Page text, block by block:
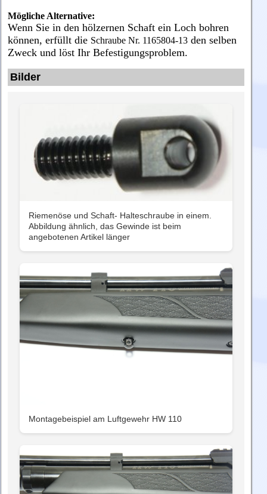
Mögliche Alternative:
Wenn Sie in den hölzernen Schaft ein Loch bohren
können, erfüllt die Schraube Nr. 1165804-13 den selben
Zweck und löst Ihr Befestigungsproblem.
Bilder
Riemenöse und Schaft- Halteschraube in einem.
Abbildung ähnlich, das Gewinde ist beim
angebotenen Artikel länger
Montagebeispiel am Luftgewehr HW 110